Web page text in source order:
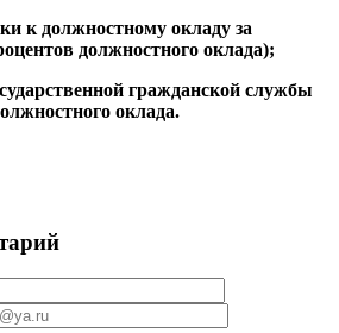
к должностному окладу за
должностного оклада);
гражданской службы
оклада.